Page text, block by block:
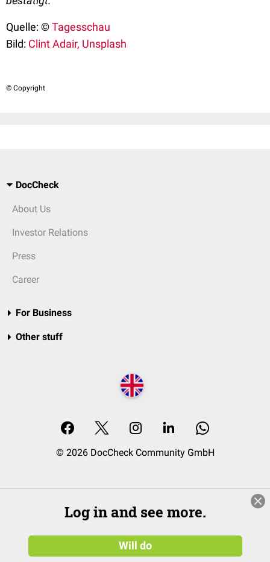
Quelle: ©Tagesschau
Bild: Clint Adair, Unsplash
© Copyright
DocCheck
About Us
Investor Relations
Press
Career
For Business
Other stuff
© 2026 DocCheck Community GmbH
Log in and see more.
Will do